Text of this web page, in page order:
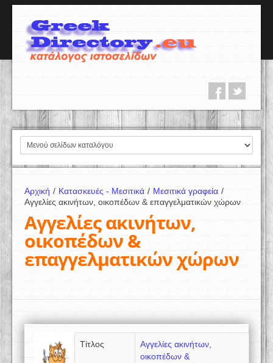
Αρχική / Κατασκευές - Μεσιτικά / Μεσιτικά γραφεία /
Αγγελίες ακινήτων, οικοπέδων & επαγγελματικών χώρων
Αγγελίες ακινήτων,
οικοπέδων &
επαγγελματικών χώρων
Τίτλος
Αγγελίες ακινήτων,
οικοπέδων &